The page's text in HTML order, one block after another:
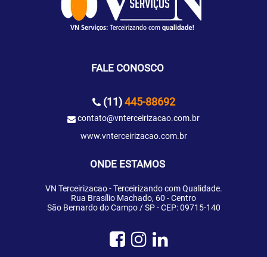
FALE CONOSCO
(11)445-88692
contato@vnterceirizacao.com.br
www.vnterceirizacao.com.br
ONDE ESTAMOS
VN Terceirizacao - Terceirizando com Qualidade.
Rua Brasílio Machado, 60 - Centro
São Bernardo do Campo / SP - CEP: 09715-140